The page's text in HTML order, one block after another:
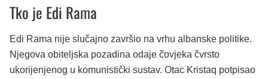
Tko je Edi Rama
Edi Rama nije slučajno završio na vrhu albanske politike.
Njegova obiteljska pozadina odaje čovjeka čvrsto
ukorijenjenog u komunistički sustav. Otac Kristaq potpisao